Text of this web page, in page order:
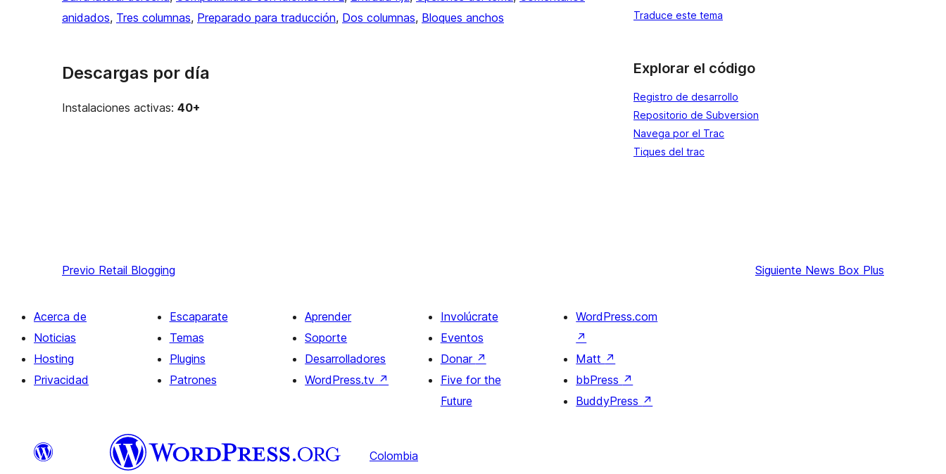
anidados, Tres columnas, Preparado para traducción, Dos columnas, Bloques anchos
Descargas por día
Instalaciones activas: 40+
Traduce este tema
Explorar el código
Registro de desarrollo
Repositorio de Subversion
Navega por el Trac
Tiques del trac
Previo Retail Blogging Siguiente News Box Plus
Acerca de
Noticias
Hosting
Privacidad
Escaparate
Temas
Plugins
Patrones
Aprender
Soporte
Desarrolladores
WordPress.tv ↗
Involúcrate
Eventos
Donar ↗
Five for the
Future
WordPress.com
↗
Matt ↗
bbPress ↗
BuddyPress ↗
Colombia